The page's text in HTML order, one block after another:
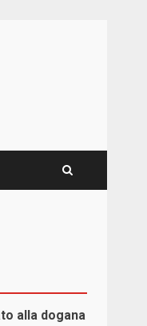
alla dogana